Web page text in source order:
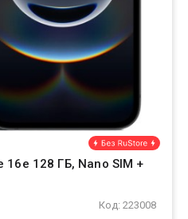
128 ГБ, Nano SIM +
Код: 223008